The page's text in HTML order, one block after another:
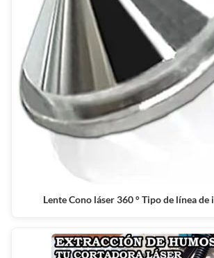
Lente Cono láser 360 ° Tipo de línea